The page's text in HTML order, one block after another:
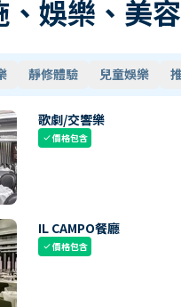
娛樂、美容
靜修體驗 兒童娛樂
歌劇/交響樂
check價格包含
IL CAMPO餐廳
check價格包含